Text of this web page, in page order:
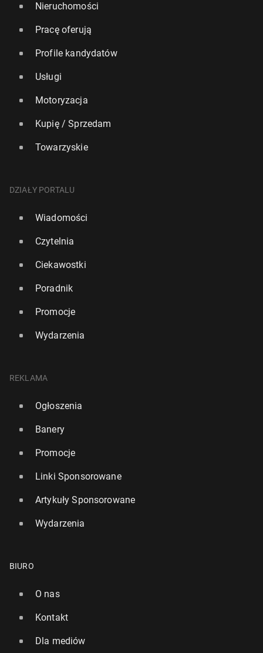
Nieruchomości
Pracę oferują
Profile kandydatów
Usługi
Motoryzacja
Kupię / Sprzedam
Towarzyskie
DZIAŁY PORTALU
Wiadomości
Czytelnia
Ciekawostki
Poradnik
Promocje
Wydarzenia
REKLAMA
Ogłoszenia
Banery
Promocje
Linki Sponsorowane
Artykuły Sponsorowane
Wydarzenia
BIURO
O nas
Kontakt
Dla mediów